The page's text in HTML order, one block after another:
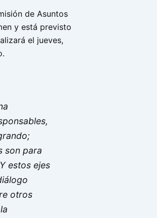
de Asuntos
y está previsto
el jueves,
son para
estos ejes
otros